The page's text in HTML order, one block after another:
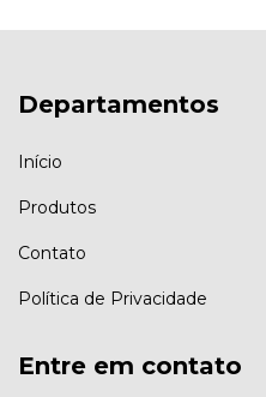
Departamentos
Início
Produtos
Contato
Política de Privacidade
Entre em contato